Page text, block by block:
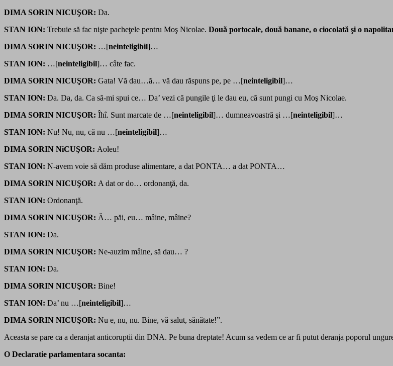
DIMA SORIN NICUŞOR: Da.
STAN ION: Trebuie să fac nişte pacheţele pentru Moş Nicolae. Două portocale, două banane, o ciocolată şi o
DIMA SORIN NICUŞOR: …[neinteligibil]…
STAN ION: …[neinteligibil]… câte fac.
DIMA SORIN NICUŞOR: Gata! Vă dau…ă… vă dau răspuns pe, pe …[neinteligibil]…
STAN ION: Da. Da, da. Ca să-mi spui ce… Da’ vezi că pungile ţi le dau eu, că sunt pungi cu Moş Nicolae.
DIMA SORIN NICUŞOR: Îhî. Sunt marcate de …[neinteligibil]… dumneavoastră şi …[neinteligibil]…
STAN ION: Nu! Nu, nu, că nu …[neinteligibil]…
DIMA SORIN NiCUŞOR: Aoleu!
STAN ION: N-avem voie să dăm produse alimentare, a dat PONTA… a dat PONTA…
DIMA SORIN NICUŞOR: A dat or do… ordonanţă, da.
STAN ION: Ordonanţă.
DIMA SORIN NICUŞOR: Ă… păi, eu… mâine, mâine?
STAN ION: Da.
DIMA SORIN NICUŞOR: Ne-auzim mâine, să dau… ?
STAN ION: Da.
DIMA SORIN NICUŞOR: Bine!
STAN ION: Da’ nu …[neinteligibil]…
DIMA SORIN NICUŞOR: Nu e, nu, nu. Bine, vă salut, sănătate!”.
Aceasta se pare ca a deranjat anticoruptii din DNA. Pe buna dreptate! Acum sa vedem ce ar fi putut deranja poporul
O Declaratie parlamentara socanta: